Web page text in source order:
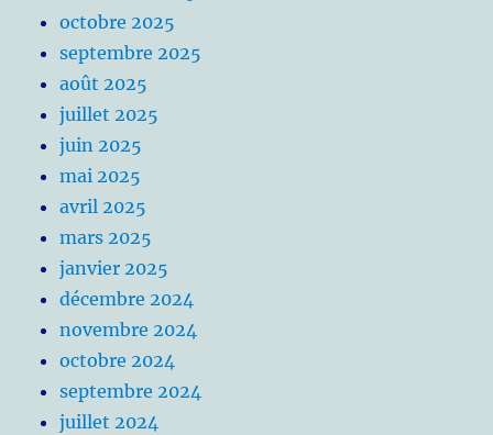
octobre 2025
septembre 2025
août 2025
juillet 2025
juin 2025
mai 2025
avril 2025
mars 2025
janvier 2025
décembre 2024
novembre 2024
octobre 2024
septembre 2024
juillet 2024